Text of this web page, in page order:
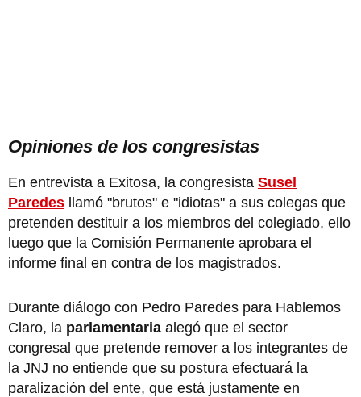
Opiniones de los congresistas
En entrevista a Exitosa, la congresista Susel
Paredes llamó "brutos" e "idiotas" a sus colegas que
pretenden destituir a los miembros del colegiado, ello
luego que la Comisión Permanente aprobara el
informe final en contra de los magistrados.
Durante diálogo con Pedro Paredes para Hablemos
Claro, la parlamentaria alegó que el sector
congresal que pretende remover a los integrantes de
la JNJ no entiende que su postura efectuará la
paralización del ente, que está justamente en